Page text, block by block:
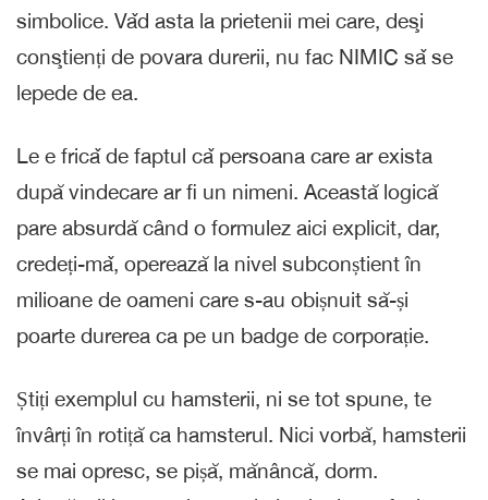
simbolice. Vǎd asta la prietenii mei care, deşi
conştienți de povara durerii, nu fac NIMIC sǎ se
lepede de ea.
Le e fricǎ de faptul cǎ persoana care ar exista
după vindecare ar fi un nimeni. Această logică
pare absurdă când o formulez aici explicit, dar,
credeți-mǎ, operează la nivel subconștient în
milioane de oameni care s-au obișnuit să-și
poarte durerea ca pe un badge de corporație.
Știți exemplul cu hamsterii, ni se tot spune, te
învârți în rotiță ca hamsterul. Nici vorbă, hamsterii
se mai opresc, se pișă, mănâncă, dorm.